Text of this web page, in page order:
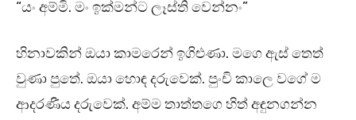
“යං අම්මි. මං ඉක්මන්ට ලෑස්ති වෙන්නං”
හිනාවකින් ඔයා කාමරෙන් ඉගිළුණා. මගෙ ඇස් තෙත්
වුණා පුතේ. ඔයා හොඳ දරුවෙක්. පුංචි කාලෙ වගේ ම
ආදරණීය දරුවෙක්. අම්ම තාත්තගෙ හිත් අඳුනගන්න